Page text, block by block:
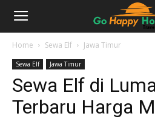
Home Sewa Elf Jawa Timur
Sewa Elf Jawa Timur
Sewa Elf di
Terbaru Harga